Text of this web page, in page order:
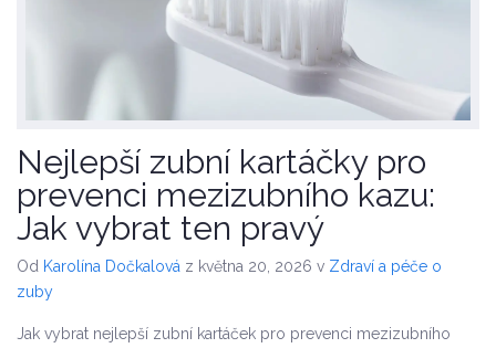
Nejlepší zubní kartáčky pro
prevenci mezizubního kazu:
Jak vybrat ten pravý
Od Karolína Dočkalová z května 20, 2026 v Zdraví a péče o
zuby
Jak vybrat nejlepší zubní kartáček pro prevenci mezizubního